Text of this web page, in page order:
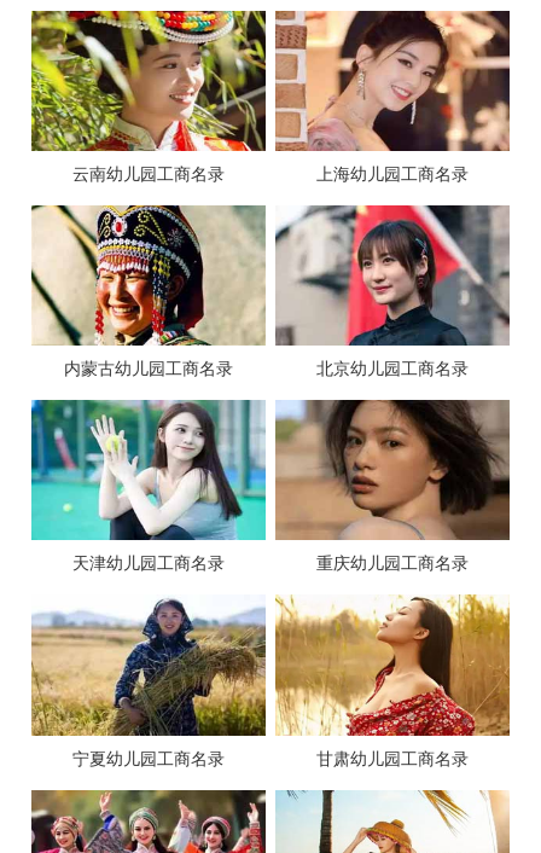
云南幼儿园工商名录 上海幼儿园工商名录
内蒙古幼儿园工商名录 北京幼儿园工商名录
天津幼儿园工商名录 重庆幼儿园工商名录
宁夏幼儿园工商名录 甘肃幼儿园工商名录